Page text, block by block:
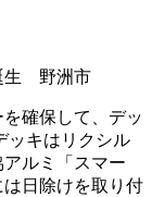
確保して、デッ
ッキはリクシル
ルミ「スマー
日除けを取り付